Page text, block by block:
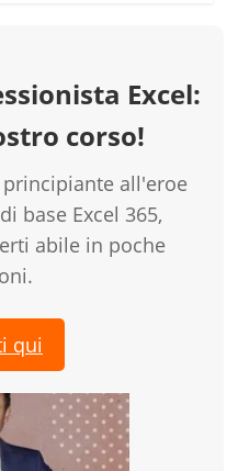
Excel:
corso!
all'eroe
base Excel 365,
abile in poche
qui